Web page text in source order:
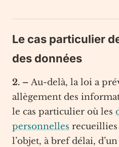
Le cas particulier
des données
2. – Au-delà, la loi a
allègement des
le cas particulier où les
personnelles recueillies
l’objet, à bref délai,